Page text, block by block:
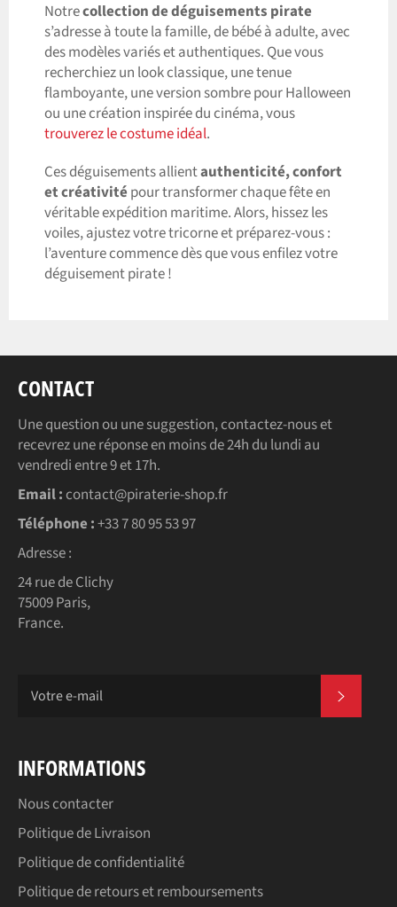
Notrecollection de déguisements pirate
s’adresse à toute la famille, de bébé à adulte, avec
des modèles variés et authentiques. Que vous
recherchiez un look classique, une tenue
flamboyante, une version sombre pour Halloween
ou une création inspirée du cinéma, vous
trouverez le costume idéal.
Ces déguisements allientauthenticité, confort
et créativitépour transformer chaque fête en
véritable expédition maritime. Alors, hissez les
voiles, ajustez votre tricorne et préparez-vous :
l’aventure commence dès que vous enfilez votre
déguisement pirate !
CONTACT
Une question ou une suggestion, contactez-nous et
recevrez une réponse en moins de 24h du lundi au
vendredi entre 9 et 17h.
Email : contact@piraterie-shop.fr
Téléphone :+33 7 80 95 53 97
Adresse :
24 rue de Clichy
75009 Paris,
France.
INFORMATIONS
Nous contacter
Politique de Livraison
Politique de confidentialité
Politique de retours et remboursements